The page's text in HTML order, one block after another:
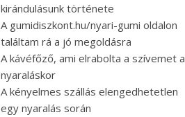
kirándulásunk története
A gumidiszkont.hu/nyari-gumi oldalon
találtam rá a jó megoldásra
A kávéfőző, ami elrabolta a szívemet a
nyaraláskor
A kényelmes szállás elengedhetetlen
egy nyaralás során